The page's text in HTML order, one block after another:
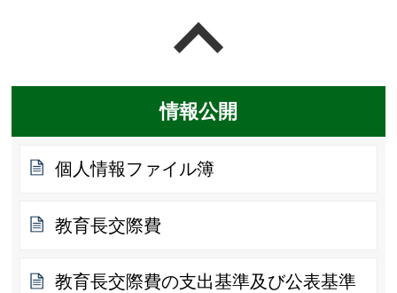
情報公開
個人情報ファイル簿
教育長交際費
教育長交際費の支出基準及び公表基準